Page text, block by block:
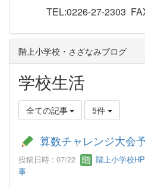
TEL:0226-27-2303
階上小学校・さざなみブログ
学校生活
全ての記事 5件
算数チャレンジ大会
投稿日時 : 07/22 階上小学校
事